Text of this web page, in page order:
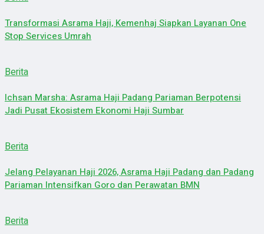
Transformasi Asrama Haji, Kemenhaj Siapkan Layanan One
Stop Services Umrah
Berita
Ichsan Marsha: Asrama Haji Padang Pariaman Berpotensi
Jadi Pusat Ekosistem Ekonomi Haji Sumbar
Berita
Jelang Pelayanan Haji 2026, Asrama Haji Padang dan Padang
Pariaman Intensifkan Goro dan Perawatan BMN
Berita